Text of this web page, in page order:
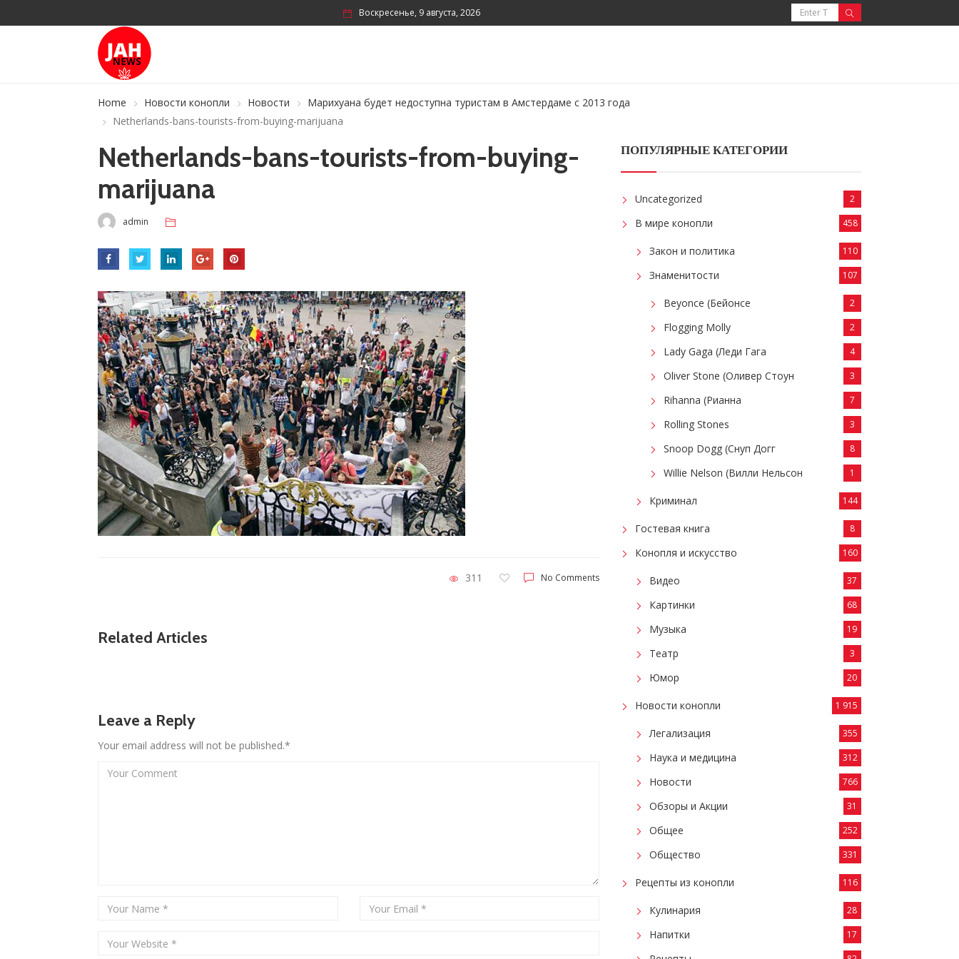
Воскресенье, 9 августа, 2026
Home Новости конопли Новости
Марихуана будет недоступна туристам в Амстердаме с 2013 года
Netherlands-bans-tourists-from-buying-marijuana
Netherlands-bans-tourists-from-buying-
marijuana
admin
311 No Comments
Related Articles
Leave a Reply
Your email address will not be published.*
ПОПУЛЯРНЫЕ КАТЕГОРИИ
Uncategorized 2
В мире конопли 458
Закон и политика 110
Знаменитости 107
Beyonce (Бейонсе 2
Flogging Molly 2
Lady Gaga (Леди Гага 4
Oliver Stone (Оливер Стоун 3
Rihanna (Рианна 7
Rolling Stones 3
Snoop Dogg (Снуп Догг 8
Willie Nelson (Вилли Нельсон 1
Криминал 144
Гостевая книга 8
Конопля и искусство 160
Видео 37
Картинки 68
Музыка 19
Театр 3
Юмор 20
Новости конопли 1 915
Легализация 355
Наука и медицина 312
Новости 766
Обзоры и Акции 31
Общее 252
Общество 331
Рецепты из конопли 116
Кулинария 28
Напитки 17